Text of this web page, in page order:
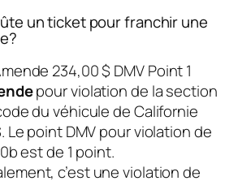
un ticket pour franchir une
234,00 $ DMV Point 1
pour violation de la section
du véhicule de Californie
Le point DMV pour violation de
est de 1 point.
c’est une violation de